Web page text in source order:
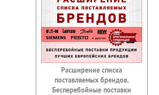
Расширение списка
поставляемых брендов.
Бесперебойные поставки